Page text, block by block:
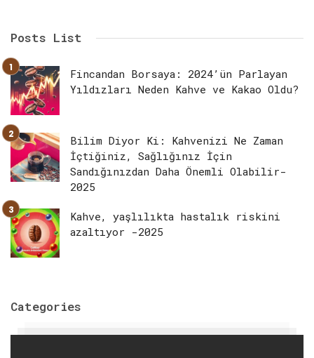
Posts List
Fincandan Borsaya: 2024’ün Parlayan
Yıldızları Neden Kahve ve Kakao Oldu?
Bilim Diyor Ki: Kahvenizi Ne Zaman
İçtiğiniz, Sağlığınız İçin
Sandığınızdan Daha Önemli Olabilir-
2025
Kahve, yaşlılıkta hastalık riskini
azaltıyor -2025
Categories